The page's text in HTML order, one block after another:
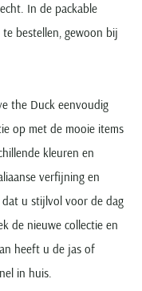
In de packable
bestellen, gewoon bij
the Duck eenvoudig
op met de mooie items
kleuren en
verfijning en
dat u stijlvol voor de dag
de nieuwe collectie en
heeft u de jas of
in huis.